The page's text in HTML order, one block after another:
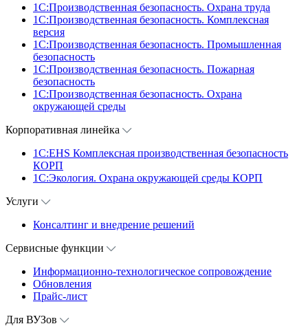
1C:Производственная безопасность. Охрана труда
1C:Производственная безопасность. Комплексная
версия
1C:Производственная безопасность. Промышленная
безопасность
1C:Производственная безопасность. Пожарная
безопасность
1C:Производственная безопасность. Охрана
окружающей среды
Корпоративная линейка
1С:EHS Комплексная производственная безопасность
КОРП
1С:Экология. Охрана окружающей среды КОРП
Услуги
Консалтинг и внедрение решений
Сервисные функции
Информационно-технологическое сопровождение
Обновления
Прайс-лист
Для ВУЗов